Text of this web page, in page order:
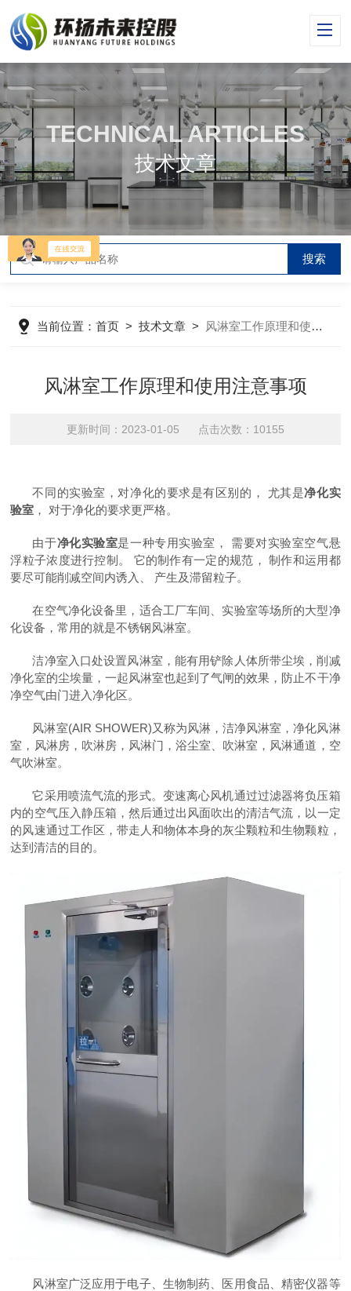
TECHNICAL ARTICLES
技术文章
当前位置：首页 >技术文章 > 风淋室工作原理和使用注意事项
风淋室工作原理和使用注意事项
更新时间：2023-01-05 点击次数：10155
不同的实验室，对净化的要求是有区别的， 尤其是净化实
验室 ， 对于净化的要求更严格。
由于净化实验室是一种专用实验室， 需要对实验室空气悬
浮粒子浓度进行控制。 它的制作有一定的规范， 制作和运用都
要尽可能削减空间内诱入、 产生及滞留粒子。
在空气净化设备里，适合工厂车间、实验室等场所的大型净
化设备，常用的就是不锈钢风淋室。
洁净室入口处设置风淋室，能有用铲除人体所带尘埃，削减
净化室的尘埃量，一起风淋室也起到了气闸的效果，防止不干净
净空气由门进入净化区。
风淋室(AIR SHOWER)又称为风淋，洁净风淋室，净化风淋
室，风淋房，吹淋房，风淋门，浴尘室、吹淋室，风淋通道，空
气吹淋室。
它采用喷流气流的形式。变速离心风机通过过滤器将负压箱
内的空气压入静压箱，然后通过出风面吹出的清洁气流，以一定
的风速通过工作区，带走人和物体本身的灰尘颗粒和生物颗粒，
达到清洁的目的。
风淋室广泛应用于电子、生物制药、医用食品、精密仪器等